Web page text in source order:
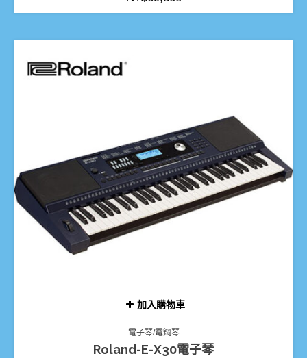
加入購物車
電子琴/電鋼琴
Roland-E-X30電子琴